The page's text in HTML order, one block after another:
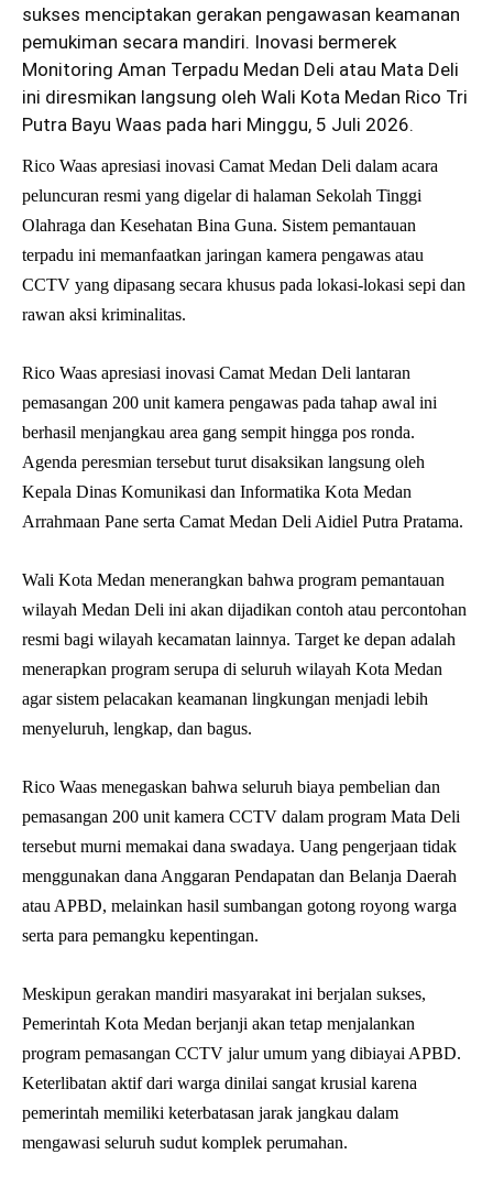
sukses menciptakan gerakan pengawasan keamanan
pemukiman secara mandiri. Inovasi bermerek
Monitoring Aman Terpadu Medan Deli atau Mata Deli
ini diresmikan langsung oleh Wali Kota Medan Rico Tri
Putra Bayu Waas pada hari Minggu, 5 Juli 2026.
Rico Waas apresiasi inovasi Camat Medan Deli dalam acara
peluncuran resmi yang digelar di halaman Sekolah Tinggi
Olahraga dan Kesehatan Bina Guna. Sistem pemantauan
terpadu ini memanfaatkan jaringan kamera pengawas atau
CCTV yang dipasang secara khusus pada lokasi-lokasi sepi dan
rawan aksi kriminalitas.
Rico Waas apresiasi inovasi Camat Medan Deli lantaran
pemasangan 200 unit kamera pengawas pada tahap awal ini
berhasil menjangkau area gang sempit hingga pos ronda.
Agenda peresmian tersebut turut disaksikan langsung oleh
Kepala Dinas Komunikasi dan Informatika Kota Medan
Arrahmaan Pane serta Camat Medan Deli Aidiel Putra Pratama.
Wali Kota Medan menerangkan bahwa program pemantauan
wilayah Medan Deli ini akan dijadikan contoh atau percontohan
resmi bagi wilayah kecamatan lainnya. Target ke depan adalah
menerapkan program serupa di seluruh wilayah Kota Medan
agar sistem pelacakan keamanan lingkungan menjadi lebih
menyeluruh, lengkap, dan bagus.
Rico Waas menegaskan bahwa seluruh biaya pembelian dan
pemasangan 200 unit kamera CCTV dalam program Mata Deli
tersebut murni memakai dana swadaya. Uang pengerjaan tidak
menggunakan dana Anggaran Pendapatan dan Belanja Daerah
atau APBD, melainkan hasil sumbangan gotong royong warga
serta para pemangku kepentingan.
Meskipun gerakan mandiri masyarakat ini berjalan sukses,
Pemerintah Kota Medan berjanji akan tetap menjalankan
program pemasangan CCTV jalur umum yang dibiayai APBD.
Keterlibatan aktif dari warga dinilai sangat krusial karena
pemerintah memiliki keterbatasan jarak jangkau dalam
mengawasi seluruh sudut komplek perumahan.